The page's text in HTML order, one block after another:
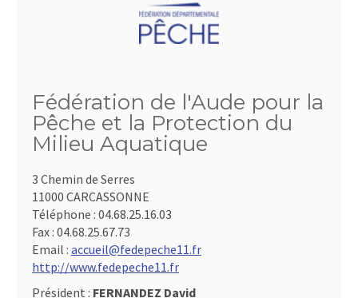
Fédération de l'Aude pour la
Pêche et la Protection du
Milieu Aquatique
3 Chemin de Serres
11000 CARCASSONNE
Téléphone : 04.68.25.16.03
Fax : 04.68.25.67.73
Email : accueil@fedepeche11.fr
http://www.fedepeche11.fr
Président : FERNANDEZ David